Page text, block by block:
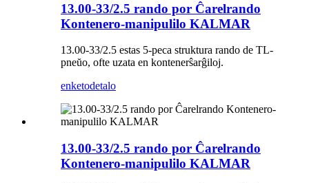
13.00-33/2.5 rando por Ĉarelrando
Kontenero-manipulilo KALMAR
13.00-33/2.5 estas 5-peca struktura rando de TL-
pneŭo, ofte uzata en kontenerŝarĝiloj.
enketodetalo
13.00-33/2.5 rando por Ĉarelrando
Kontenero-manipulilo KALMAR